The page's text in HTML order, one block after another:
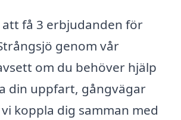
få 3 erbjudanden för
genom vår
om du behöver hjälp
din uppfart, gångvägar
koppla dig samman med